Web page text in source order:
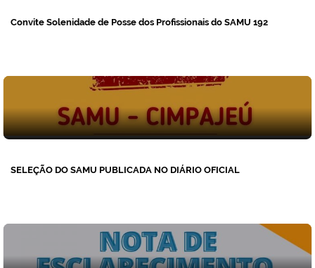
Convite Solenidade de Posse dos Profissionais do SAMU 192
SELEÇÃO DO SAMU PUBLICADA NO DIÁRIO OFICIAL